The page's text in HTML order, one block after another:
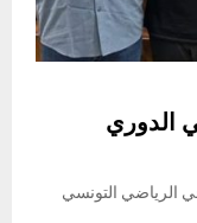
الدوري
الرياضي التونسي